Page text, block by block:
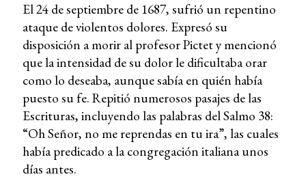
El 24 de septiembre de 1687, sufrió un repentino
ataque de violentos dolores. Expresó su
disposición a morir al profesor Pictet y mencionó
que la intensidad de su dolor le dificultaba orar
como lo deseaba, aunque sabía en quién había
puesto su fe. Repitió numerosos pasajes de las
Escrituras, incluyendo las palabras del Salmo 38:
“Oh Señor, no me reprendas en tu ira”, las cuales
había predicado a la congregación italiana unos
días antes.